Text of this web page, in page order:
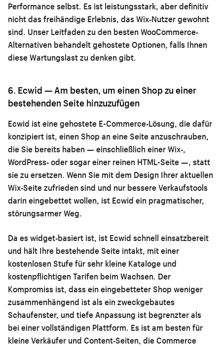
Performance selbst. Es ist leistungsstark, aber definitiv
nicht das freihändige Erlebnis, das Wix-Nutzer gewohnt
sind. Unser Leitfaden zu den besten WooCommerce-
Alternativen behandelt gehostete Optionen, falls Ihnen
diese Wartungslast zu denken gibt.
6. Ecwid — Am besten, um einen Shop zu einer
bestehenden Seite hinzuzufügen
Ecwid ist eine gehostete E-Commerce-Lösung, die dafür
konzipiert ist, einen Shop an eine Seite anzuschrauben,
die Sie bereits haben — einschließlich einer Wix-,
WordPress- oder sogar einer reinen HTML-Seite —, statt
sie zu ersetzen. Wenn Sie mit dem Design Ihrer aktuellen
Wix-Seite zufrieden sind und nur bessere Verkaufstools
darin eingebettet wollen, ist Ecwid ein pragmatischer,
störungsarmer Weg.
Da es widget-basiert ist, ist Ecwid schnell einsatzbereit
und hält Ihre bestehende Seite intakt, mit einer
kostenlosen Stufe für sehr kleine Kataloge und
kostenpflichtigen Tarifen beim Wachsen. Der
Kompromiss ist, dass ein eingebetteter Shop weniger
zusammenhängend ist als ein zweckgebautes
Schaufenster, und tiefe Anpassung ist begrenzter als
bei einer vollständigen Plattform. Es ist am besten für
kleine Verkäufer und Content-Seiten, die Commerce